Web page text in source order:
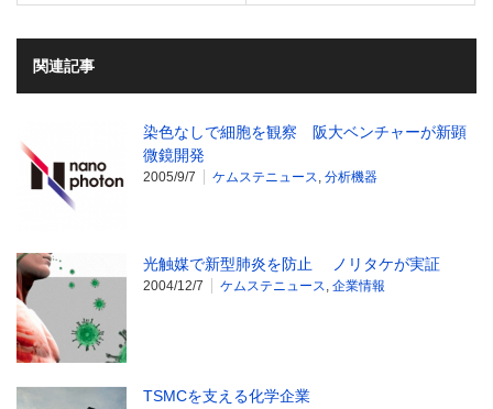
関連記事
染色なしで細胞を観察 阪大ベンチャーが新顕
微鏡開発
2005/9/7 ケムステニュース, 分析機器
光触媒で新型肺炎を防止 ノリタケが実証
2004/12/7 ケムステニュース, 企業情報
TSMCを支える化学企業